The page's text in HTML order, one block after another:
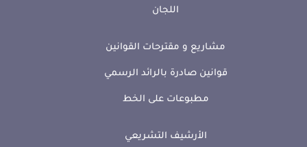
اللجان
مشاريع و مقترحات القوانين
قوانين صادرة بالرائد الرسمي
مطبوعات على الخط
الأرشيف التشريعي